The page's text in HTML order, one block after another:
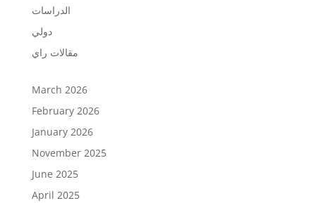
الدراسات
دولي
مقالات راي
March 2026
February 2026
January 2026
November 2025
June 2025
April 2025